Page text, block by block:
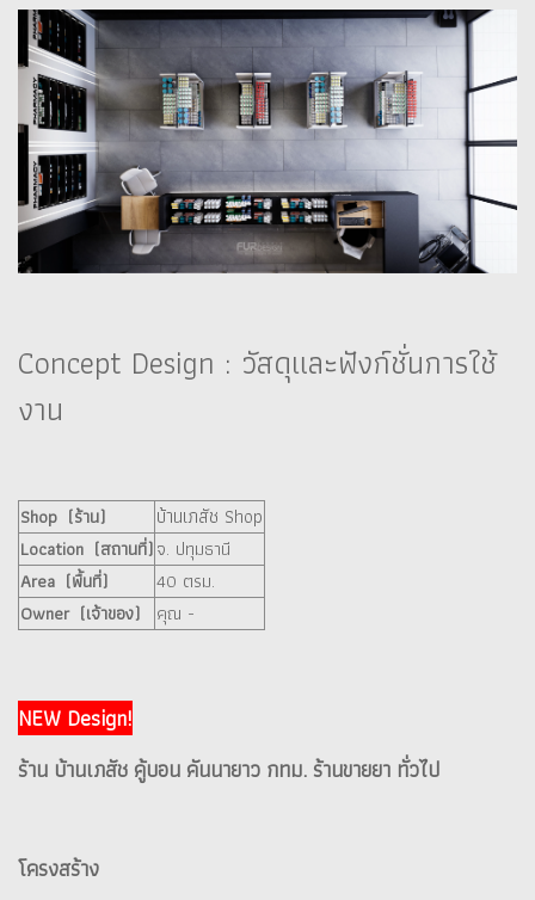
Concept Design : วัสดุและฟังก์ชั่นการใช้
งาน
Shop (ร้าน) บ้านเภสัช Shop
Location (สถานที่)จ. ปทุมธานี
Area (พื้นที่)
40 ตรม.
Owner (เจ้าของ)
คุณ -
NEW Design!
ร้าน บ้านเภสัช คู้บอน คันนายาว กทม. ร้านขายยา ทั่วไป
โครงสร้าง